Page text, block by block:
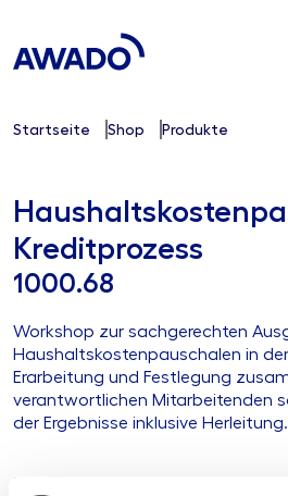
Startseite Shop Produkte
Kreditprozess
1000.68
Workshop zur sachgerechten
Haushaltskostenpauschalen in
Erarbeitung und Festlegung
verantwortlichen Mitarbeitenden
der Ergebnisse inklusive Herleitung.